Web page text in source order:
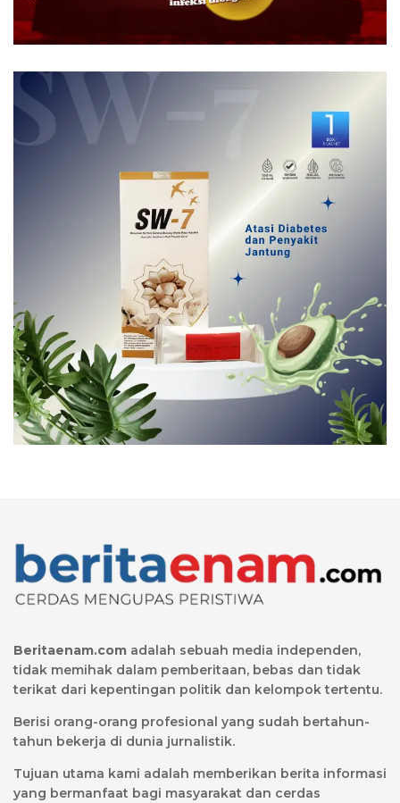
Beritaenam.com adalah sebuah media independen,
tidak memihak dalam pemberitaan, bebas dan tidak
terikat dari kepentingan politik dan kelompok tertentu.
Berisi orang-orang profesional yang sudah bertahun-
tahun bekerja di dunia jurnalistik.
Tujuan utama kami adalah memberikan berita informasi
yang bermanfaat bagi masyarakat dan cerdas